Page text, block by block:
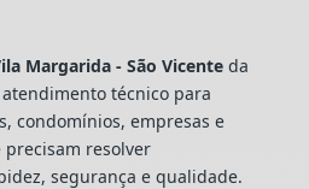
Margarida - São Vicenteda
técnico para
condomínios, empresas e
resolver
segurança e qualidade.